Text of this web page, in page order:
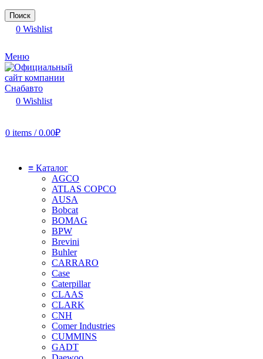
Поиск
0 Wishlist
Меню
0 Wishlist
0 items / 0.00₽
≡ Каталог
AGCO
ATLAS COPCO
AUSA
Bobcat
BOMAG
BPW
Brevini
Buhler
CARRARO
Case
Caterpillar
CLAAS
CLARK
CNH
Comer Industries
CUMMINS
GADT